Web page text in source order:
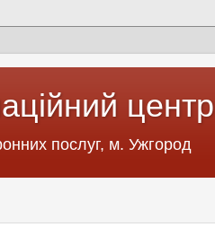
центр
послуг, м. Ужгород